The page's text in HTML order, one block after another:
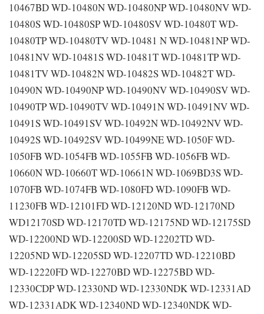
10467BD WD-10480N WD-10480NP WD-10480NV WD-
10480S WD-10480SP WD-10480SV WD-10480T WD-
10480TP WD-10480TV WD-10481 N WD-10481NP WD-
10481NV WD-10481S WD-10481T WD-10481TP WD-
10481TV WD-10482N WD-10482S WD-10482T WD-
10490N WD-10490NP WD-10490NV WD-10490SV WD-
10490TP WD-10490TV WD-10491N WD-10491NV WD-
10491S WD-10491SV WD-10492N WD-10492NV WD-
10492S WD-10492SV WD-10499NE WD-1050F WD-
1050FB WD-1054FB WD-1055FB WD-1056FB WD-
10660N WD-10660T WD-10661N WD-1069BD3S WD-
1070FB WD-1074FB WD-1080FD WD-1090FB WD-
11230FB WD-12101FD WD-12120ND WD-12170ND
WD12170SD WD-12170TD WD-12175ND WD-12175SD
WD-12200ND WD-12200SD WD-12202TD WD-
12205ND WD-12205SD WD-12207TD WD-12210BD
WD-12220FD WD-12270BD WD-12275BD WD-
12330CDP WD-12330ND WD-12330NDK WD-12331AD
WD-12331ADK WD-12340ND WD-12340NDK WD-